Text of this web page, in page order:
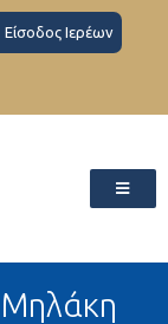
Είσοδος Ιερέων
Μηλάκη